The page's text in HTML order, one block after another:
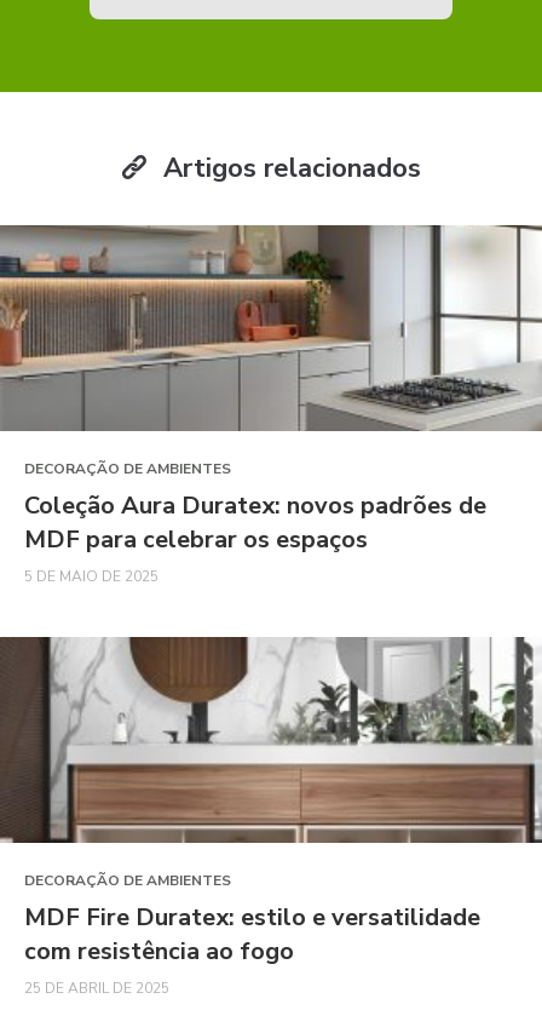
Artigos relacionados
DECORAÇÃO DE AMBIENTES
Coleção Aura Duratex: novos padrões de
MDF para celebrar os espaços
5 DE MAIO DE 2025
DECORAÇÃO DE AMBIENTES
MDF Fire Duratex: estilo e versatilidade
com resistência ao fogo
25 DE ABRIL DE 2025